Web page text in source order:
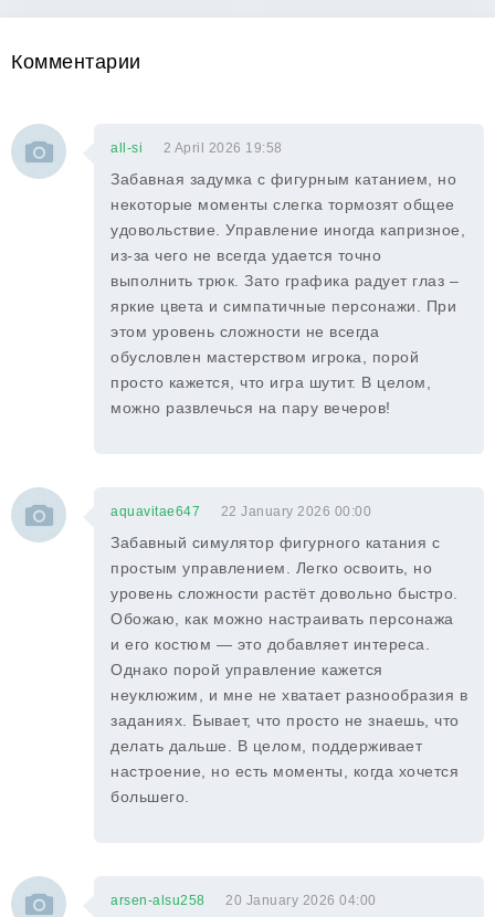
Комментарии
all-si 2 April 2026 19:58
Забавная задумка с фигурным катанием, но
некоторые моменты слегка тормозят общее
удовольствие. Управление иногда капризное,
из-за чего не всегда удается точно
выполнить трюк. Зато графика радует глаз –
яркие цвета и симпатичные персонажи. При
этом уровень сложности не всегда
обусловлен мастерством игрока, порой
просто кажется, что игра шутит. В целом,
можно развлечься на пару вечеров!
aquavitae647 22 January 2026 00:00
Забавный симулятор фигурного катания с
простым управлением. Легко освоить, но
уровень сложности растёт довольно быстро.
Обожаю, как можно настраивать персонажа
и его костюм — это добавляет интереса.
Однако порой управление кажется
неуклюжим, и мне не хватает разнообразия в
заданиях. Бывает, что просто не знаешь, что
делать дальше. В целом, поддерживает
настроение, но есть моменты, когда хочется
большего.
arsen-alsu258 20 January 2026 04:00